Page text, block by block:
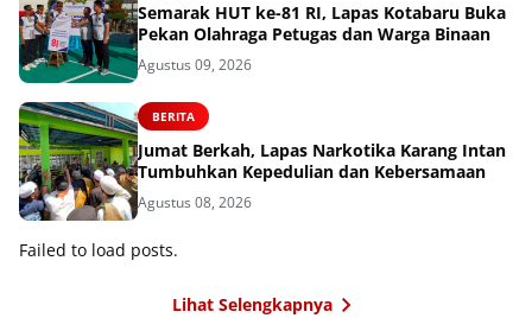
Semarak HUT ke-81 RI, Lapas Kotabaru Buka
Pekan Olahraga Petugas dan Warga Binaan
Agustus 09, 2026
BERITA
Jumat Berkah, Lapas Narkotika Karang Intan
Tumbuhkan Kepedulian dan Kebersamaan
Agustus 08, 2026
Failed to load posts.
Lihat Selengkapnya